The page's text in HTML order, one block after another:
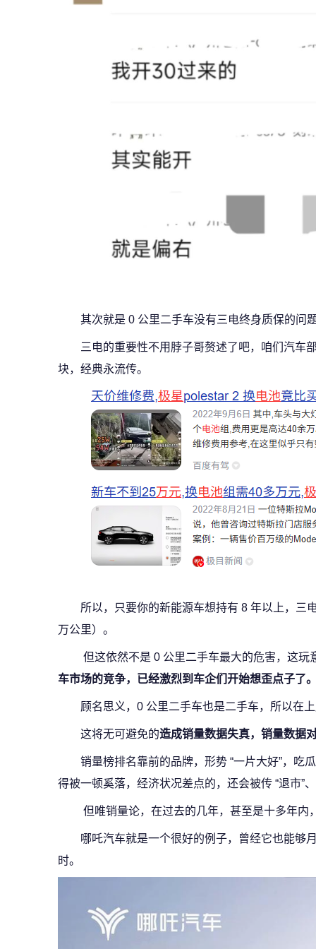
其次就是 0 公里二手车没有三电终身质保的问
三电的重要性不用脖子哥赘述了吧，咱们汽车
块，经典永流传。
所以，只要你的新能源车想持有 8 年以上，三
万公里）。
但这依然不是 0 公里二手车最大的危害，这玩
车市场的竞争，已经激烈到车企们开始想歪点子了
顾名思义，0 公里二手车也是二手车，所以在
这将无可避免的造成销量数据失真，销量数据
销量榜排名靠前的品牌，形势 “一片大好”，吃
得被一顿奚落，经济状况差点的，还会被传 “退市”
但唯销量论，在过去的几年，甚至是十多年内
哪吒汽车就是一个很好的例子，曾经它也能够
时。